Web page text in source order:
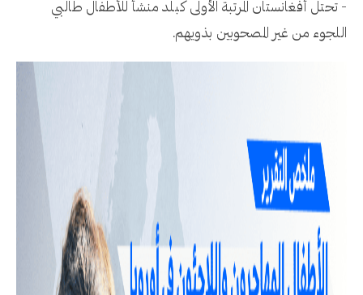
- تحتل أفغانستان المرتبة الأولى كبلد منشأ للأطفال طالبي
اللجوء من غير المصحوبين بذويهم.